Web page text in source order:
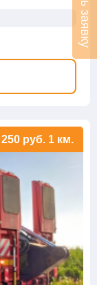
250 руб. 1 км.